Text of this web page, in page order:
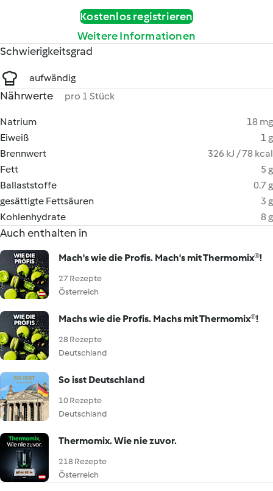
Kostenlos registrieren
Weitere Informationen
Schwierigkeitsgrad
aufwändig
Nährwerte pro 1 Stück
Natrium
18 mg
Eiweiß
1 g
Brennwert
326 kJ / 78 kcal
Fett
5 g
Ballaststoffe
0.7 g
gesättigte Fettsäuren
3 g
Kohlenhydrate
8 g
Auch enthalten in
Mach's wie die Profis. Mach's mit Thermomix®!
27 Rezepte
Österreich
Machs wie die Profis. Machs mit Thermomix®!
28 Rezepte
Deutschland
So isst Deutschland
10 Rezepte
Deutschland
Thermomix. Wie nie zuvor.
218 Rezepte
Österreich